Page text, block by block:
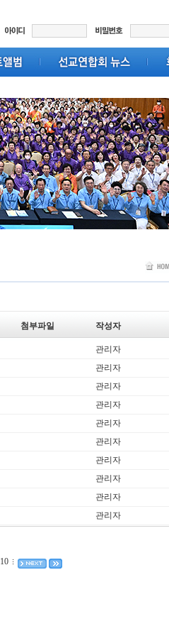
첨부파일 작성자
관리자
관리자
관리자
관리자
관리자
관리자
관리자
관리자
관리자
관리자
10